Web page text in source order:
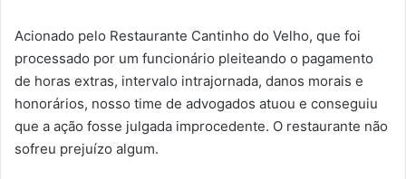
Acionado pelo Restaurante Cantinho do Velho, que foi
processado por um funcionário pleiteando o pagamento
de horas extras, intervalo intrajornada, danos morais e
honorários, nosso time de advogados atuou e conseguiu
que a ação fosse julgada improcedente. O restaurante não
sofreu prejuízo algum.